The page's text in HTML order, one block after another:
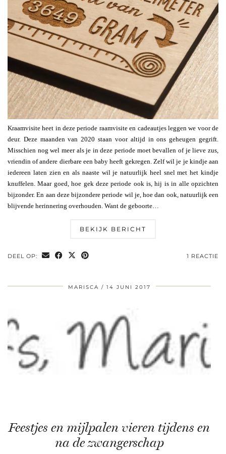
Kraamvisite heet in deze periode raamvisite en cadeautjes leggen we voor de
deur. Deze maanden van 2020 staan voor altijd in ons geheugen gegrift.
Misschien nog wel meer als je in deze periode moet bevallen of je lieve zus,
vriendin of andere dierbare een baby heeft gekregen. Zelf wil je je kindje aan
iedereen laten zien en als naaste wil je natuurlijk heel snel met het kindje
knuffelen. Maar goed, hoe gek deze periode ook is, hij is in alle opzichten
bijzonder. En aan deze bijzondere periode wil je, hoe dan ook, natuurlijk een
blijvende herinnering overhouden. Want de geboorte…
BEKIJK BERICHT
DEEL OP: 1 REACTIE
MARISCA 14 JUNI 2017
Feestjes en mijlpalen vieren tijdens en
na de zwangerschap